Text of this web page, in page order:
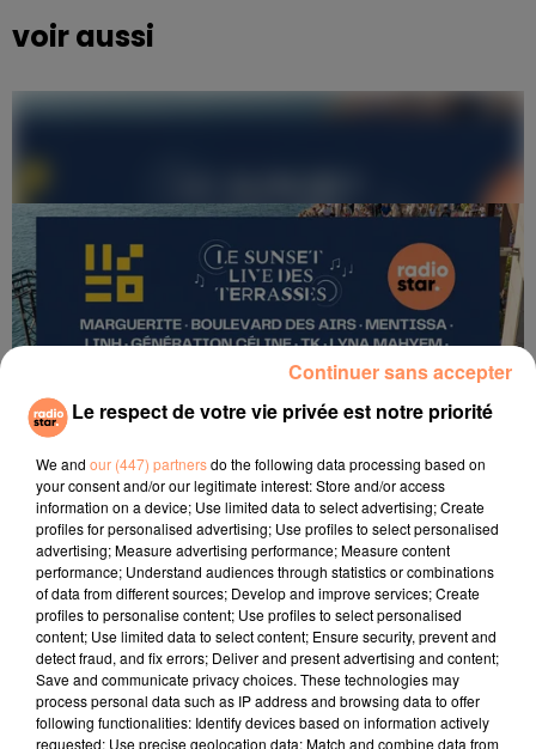
voir aussi
23 juin 2026
Les Sunset Live des Terrasses 2026
La programmation des Sunset Live des Terrasses est là
Le respect de votre vie privée est notre priorité
We and our (447) partnersdo the following data processing based on
your consent and/or our legitimate interest: Store and/or access
information on a device; Use limited data to select advertising; Create
profiles for personalised advertising; Use profiles to select personalised
advertising; Measure advertising performance; Measure content
performance; Understand audiences through statistics or combinations
of data from different sources; Develop and improve services; Create
profiles to personalise content; Use profiles to select personalised
content; Use limited data to select content; Ensure security, prevent and
detect fraud, and fix errors; Deliver and present advertising and content;
Save and communicate privacy choices. These technologies may
process personal data such as IP address and browsing data to offer
following functionalities: Identify devices based on information actively
requested; Use precise geolocation data; Match and combine data from
Continuer sans accepter